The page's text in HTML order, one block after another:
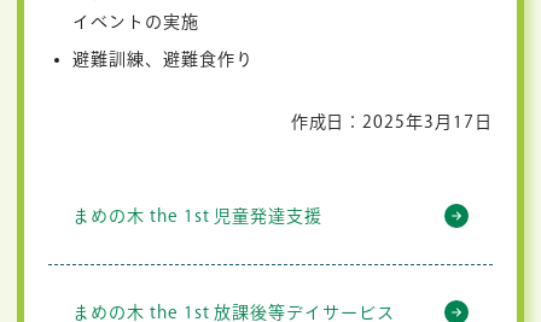
イベントの実施
避難訓練、避難食作り
作成日：2025年3月17日
まめの木 the 1st 児童発達支援
まめの木 the 1st 放課後等デイサービス